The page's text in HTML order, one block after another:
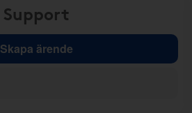
Support
Skapa ärende